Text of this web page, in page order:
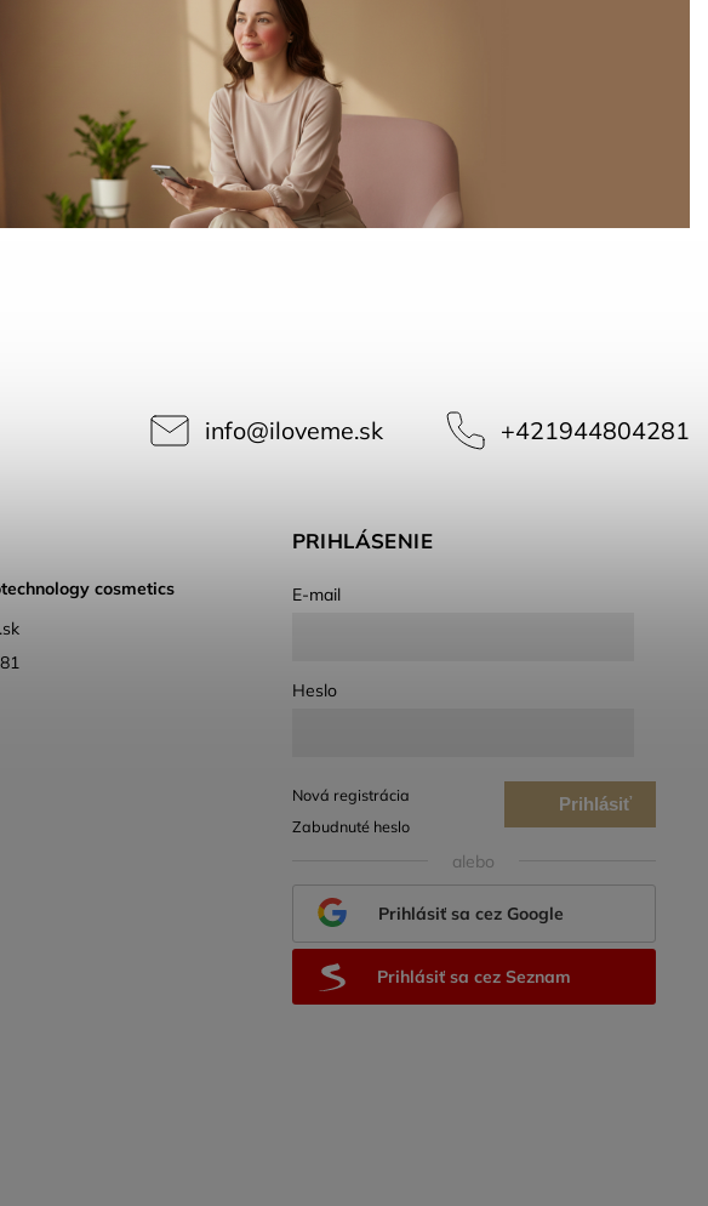
info@iloveme.sk +421944804281
cosmetics
PRIHLÁSENIE
E-mail
Heslo
Prihlásiť
Nová registrácia
Zabudnuté heslo
alebo
Prihlásiť sa cez Google
Prihlásiť sa cez Seznam